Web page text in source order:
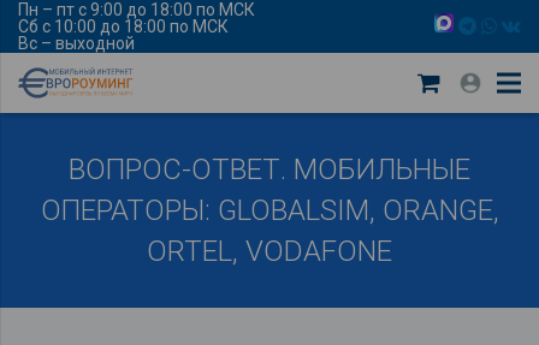
Пн – пт с 9:00 до 18:00 по МСК
Сб с 10:00 до 18:00 по МСК
Вс – выходной
ВОПРОС-ОТВЕТ. МОБИЛЬНЫЕ
ОПЕРАТОРЫ: GLOBALSIM, ORANGE,
ORTEL, VODAFONE